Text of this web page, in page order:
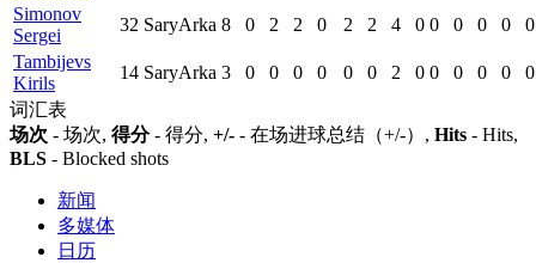
Simonov
Sergei
32 SaryArka 8 0 2 2 0 2 2 4 0 0 0 0 0
0
Tambijevs
Kirils
14 SaryArka 3 0 0 0 0 0 0 2 0 0 0 0 0
0
词汇表
场次 - 场次, 得分- 得分, +/- - 在场进球总结（+/-）, Hits - Hits,
BLS - Blocked shots
新闻
多媒体
日历